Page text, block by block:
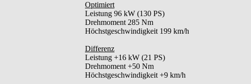
Optimiert
Leistung 96 kW (130 PS)
Drehmoment 285 Nm
Höchstgeschwindigkeit 199 km/h
Differenz
Leistung +16 kW (21 PS)
Drehmoment +50 Nm
Höchstgeschwindigkeit +9 km/h